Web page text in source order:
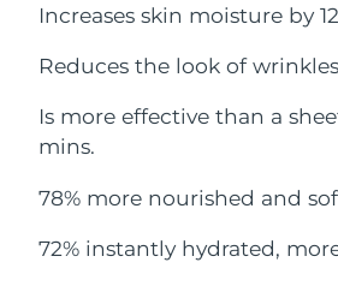
Increases skin moisture by
Reduces the look of
Is more effective than a
mins.
78% more nourished and
72% instantly hydrated,
墨西哥
摩纳哥
荷兰
新西兰
挪威